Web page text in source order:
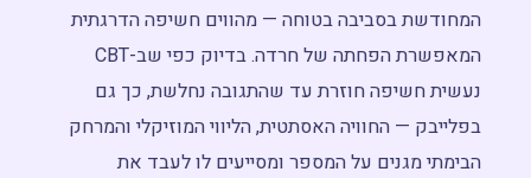
המחודשת בסביבה בטוחה — מהווים חשיפה הדרגתית
המאפשרת הפחתה של חרדה. בדיוק כפי שב-CBT
נעשית חשיפה חוזרת עד שהתגובה נחלשת, כך גם
בפלייבק — החוויה האסתטית, הליווי המוזיקלי והמרחק
הבימתי מגנים על המספר ומסייעים לו לעבד את